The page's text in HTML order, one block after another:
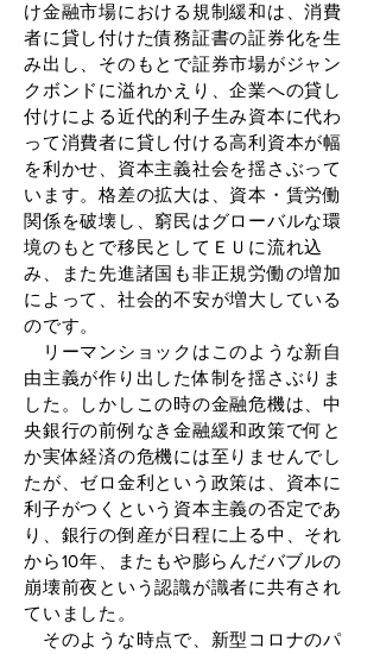
け金融市場における規制緩和は、消費
者に貸し付けた債務証書の証券化を生
み出し、そのもとで証券市場がジャン
クボンドに溢れかえり、企業への貸し
付けによる近代的利子生み資本に代わ
って消費者に貸し付ける高利資本が幅
を利かせ、資本主義社会を揺さぶって
います。格差の拡大は、資本・賃労働
関係を破壊し、窮民はグローバルな環
境のもとで移民としてＥＵに流れ込
み、また先進諸国も非正規労働の増加
によって、社会的不安が増大している
のです。
リーマンショックはこのような新自
由主義が作り出した体制を揺さぶりま
した。しかしこの時の金融危機は、中
央銀行の前例なき金融緩和政策で何と
か実体経済の危機には至りませんでし
たが、ゼロ金利という政策は、資本に
利子がつくという資本主義の否定であ
り、銀行の倒産が日程に上る中、それ
から10年、またもや膨らんだバブルの
崩壊前夜という認識が識者に共有され
ていました。
そのような時点で、新型コロナのパ